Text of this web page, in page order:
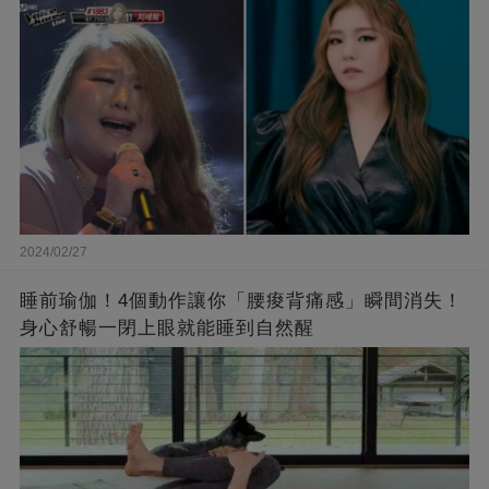
了❤
2024/02/27
睡前瑜伽！4個動作讓你「腰痠背痛感」瞬間消失！
身心舒暢一閉上眼就能睡到自然醒